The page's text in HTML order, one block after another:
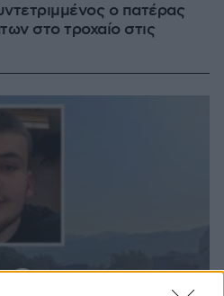
ο πατέρας
στο τροχαίο στις